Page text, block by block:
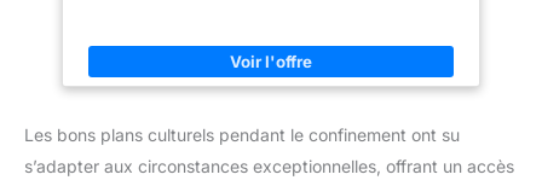
Les bons plans culturels pendant le confinement ont su
s’adapter aux circonstances exceptionnelles, offrant un accès